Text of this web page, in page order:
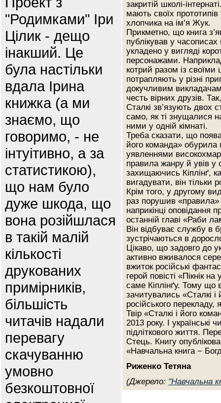
"Родимками" Іри
Цілик - дещо
інакший. Це
була настільки
вдала Ірина
книжка (а ми
знаємо, що
говоримо, - не
інтуітивно, а за
статистикою),
що нам було
дуже шкода, що
вона розійшлася
в такій малій
кількості
друкованих
примірників,
більшість
читачів надали
перевагу
скачуванню
умовно
безкоштовної
закритій школі-
мають своїх прототипів
хлопчика на ім’я Жук.
Прикметно, що книга
публікував у
укладено у вигляді
персонажами.
котрий разом із
потрапляють у різні
докучливим
честь вірних друзів.
Сталкі зв’язують двох
само, як ті знущалися
ними у одній кімнаті.
Треба сказати, що поява
його команда» обурила
уявленнями
правила жанру й увів у
захищаючись Кіплінґ,
вигадувати, він тільки
Крім того, у другому
раз порушив
наприкінці оповідання
останній главі «Раби
Він відбуває службу в
зустрічаються в
Цікаво, що задовго до
активно вживалося
вжиток російські
герой повісті «Пікнік
саме Кіплінґу. Тому що
зачитувались «Сталкі
російського
Твір «Сталкі і його
2013 року. І українські
підліткового життя.
Стець. Книгу
«Навчальна книга −
Риженко Тетяна
(Джерело: "Навчальна